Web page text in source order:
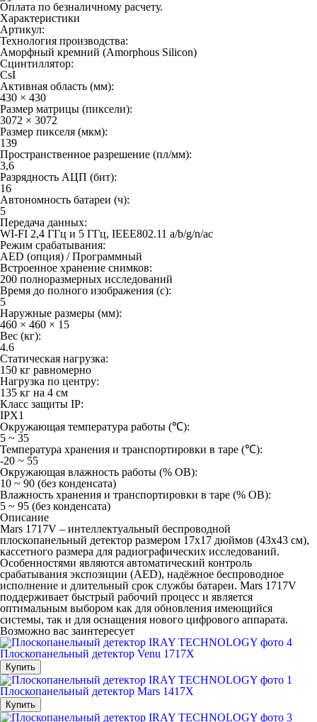
Оплата по безналичному расчету.
Характеристики
Артикул:
Технология производства:
Аморфный кремний (Amorphous Silicon)
Сцинтиллятор:
CsI
Активная область (мм):
430 × 430
Размер матрицы (пиксели):
3072 × 3072
Размер пикселя (мкм):
139
Пространственное разрешение (пл/мм):
3,6
Разрядность АЦП (бит):
16
Автономность батареи (ч):
5
Передача данных:
WI-FI 2,4 ГГц и 5 ГГц, IEEE802.11 a/b/g/n/ac
Режим срабатывания:
AED (опция) / Программный
Встроенное хранение снимков:
200 полноразмерных исследований
Время до полного изображения (с):
5
Наружные размеры (мм):
460 × 460 × 15
Вес (кг):
4.6
Статическая нагрузка:
150 кг равномерно
Нагрузка по центру:
135 кг на 4 см
Класс защиты IP:
IPX1
Окружающая температура работы (℃):
5 ~ 35
Температура хранения и транспортировки в таре (℃):
-20 ~ 55
Окружающая влажность работы (% ОВ):
10 ~ 90 (без конденсата)
Влажность хранения и транспортировки в таре (% ОВ):
5 ~ 95 (без конденсата)
Описание
Mars 1717V – интеллектуальный беспроводной
плоскопанельный детектор размером 17х17 дюймов (43х43 см),
кассетного размера для радиографических исследований.
Особенностями являются автоматический контроль
срабатывания экспозиции (AED), надёжное беспроводное
исполнение и длительный срок службы батареи. Mars 1717V
поддерживает быстрый рабочий процесс и является
оптимальным выбором как для обновления имеющийся
системы, так и для оснащения нового цифрового аппарата.
Возможно вас заинтересует
Плоскопанельный детектор Venu 1717X
Купить
Плоскопанельный детектор Mars 1417X
Купить